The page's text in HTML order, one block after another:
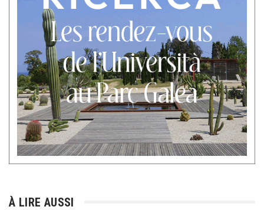
À LIRE AUSSI